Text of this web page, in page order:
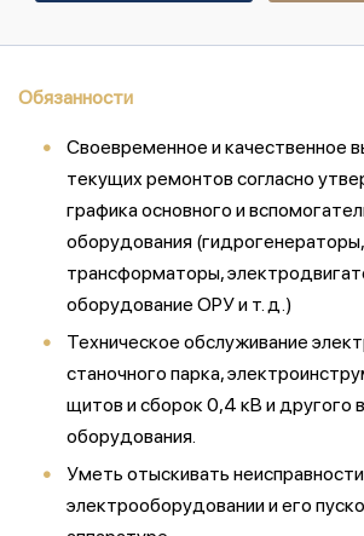
Обязанности
Своевременное и качественное
текущих ремонтов согласно
графика основного и
оборудования
трансформаторы,
оборудование ОРУ и т. д.)
Техническое обслуживание
станочного парка,
щитов и сборок 0,4 кВ и другого
оборудования.
Уметь отыскивать
электрооборудовании и его